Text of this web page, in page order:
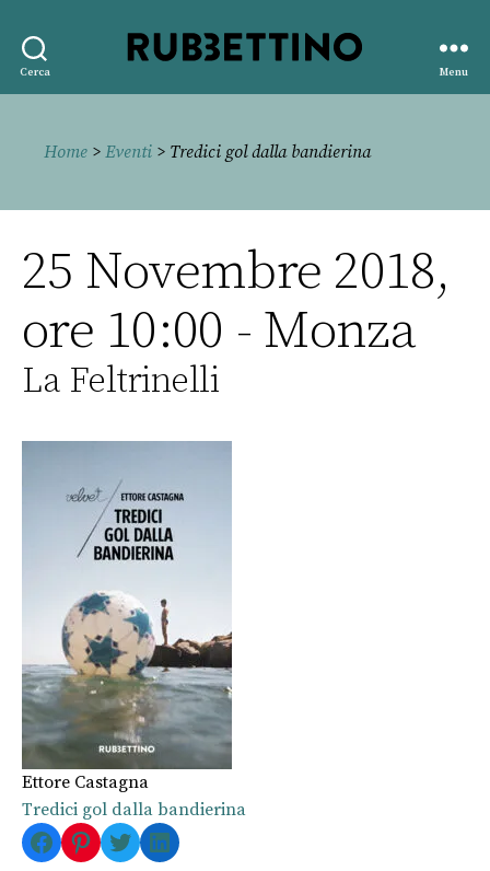
Cerca
editore
Menu
Home > Eventi > Tredici gol dalla bandierina
25 Novembre 2018,
ore 10:00 - Monza
La Feltrinelli
Ettore Castagna
Tredici gol dalla bandierina
Facebook
Pinterest
TwitterLinkedIn